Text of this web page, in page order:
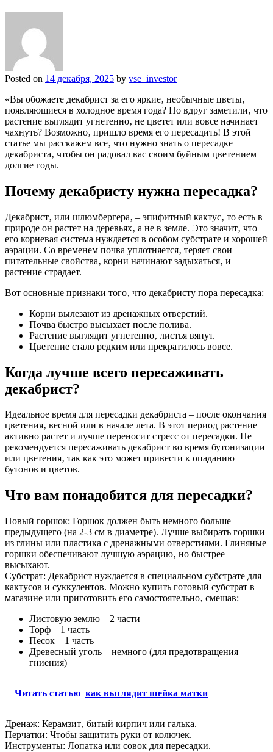
Posted on 14 декабря, 2025 by vse_investor
«Вы обожаете декабрист за его яркие‚ необычные цветы‚
появляющиеся в холодное время года? Но вдруг заметили‚ что
растение выглядит угнетенно‚ не цветет или вовсе начинает
чахнуть? Возможно‚ пришло время его пересадить! В этой
статье мы расскажем все‚ что нужно знать о пересадке
декабриста‚ чтобы он радовал вас своим буйным цветением
долгие годы.
Почему декабристу нужна пересадка?
Декабрист‚ или шлюмбергера‚ – эпифитный кактус‚ то есть в
природе он растет на деревьях‚ а не в земле. Это значит‚ что
его корневая система нуждается в особом субстрате и хорошей
аэрации. Со временем почва уплотняется‚ теряет свои
питательные свойства‚ корни начинают задыхаться‚ и
растение страдает.
Вот основные признаки того‚ что декабристу пора пересадка:
Корни вылезают из дренажных отверстий.
Почва быстро высыхает после полива.
Растение выглядит угнетенно‚ листья вянут.
Цветение стало редким или прекратилось вовсе.
Когда лучше всего пересаживать
декабрист?
Идеальное время для пересадки декабриста – после окончания
цветения‚ весной или в начале лета. В этот период растение
активно растет и лучше переносит стресс от пересадки. Не
рекомендуется пересаживать декабрист во время бутонизации
или цветения‚ так как это может привести к опаданию
бутонов и цветов.
Что вам понадобится для пересадки?
Новый горшок: Горшок должен быть немного больше
предыдущего (на 2-3 см в диаметре). Лучше выбирать горшки
из глины или пластика с дренажными отверстиями. Глиняные
горшки обеспечивают лучшую аэрацию‚ но быстрее
высыхают.
Субстрат: Декабрист нуждается в специальном субстрате для
кактусов и суккулентов. Можно купить готовый субстрат в
магазине или приготовить его самостоятельно‚ смешав:
Листовую землю – 2 части
Торф – 1 часть
Песок – 1 часть
Древесный уголь – немного (для предотвращения
гниения)
Читать статью как выглядит шейка матки
Дренаж: Керамзит‚ битый кирпич или галька.
Перчатки: Чтобы защитить руки от колючек.
Инструменты: Лопатка или совок для пересадки.